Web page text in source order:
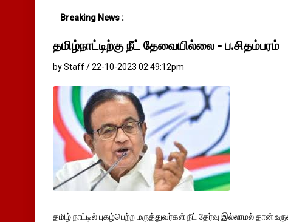
Breaking News :
தமிழ்நாட்டிற்கு நீட் தேவையில்லை - ப.சிதம்பரம்
by Staff / 22-10-2023 02:49:12pm
தமிழ் நாட்டில் புகழ்பெற்ற மருத்துவர்கள் நீட் தேர்வு இல்லாமல் தான்